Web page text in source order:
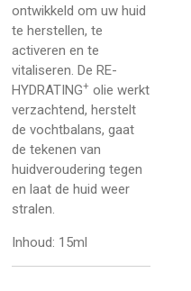
ontwikkeld om uw huid
te herstellen, te
activeren en te
vitaliseren. De RE-
HYDRATING+ olie werkt
verzachtend, herstelt
de vochtbalans, gaat
de tekenen van
huidveroudering tegen
en laat de huid weer
stralen.
Inhoud: 15ml